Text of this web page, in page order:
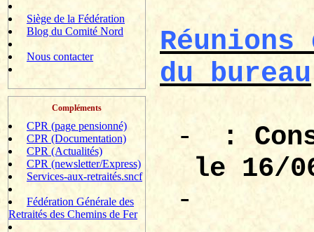
Siège de la Fédération
Blog du Comité Nord
Nous contacter
Compléments
CPR (page pensionné)
CPR (Documentation)
CPR (Actualités)
CPR (newsletter/Express)
Services-aux-retraités.sncf
Fédération Générale des
Retraités des Chemins de Fer
du bureau
-
:
le 16/
-